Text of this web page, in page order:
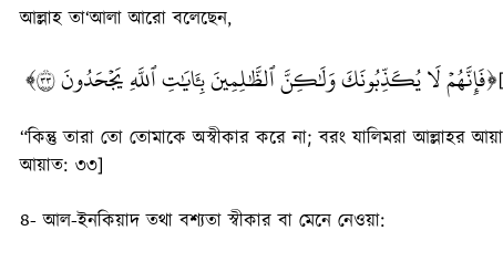
আল্লাহ তা‘আলা আরো বলেছেন,
﴿فَإِنَّهُمۡ لَا يُكَذِّبُونَكَ وَلَٰكِنَّ ٱلظَّٰلِمِينَ بِ‍َٔايَٰتِ ٱللَّهِ يَجۡحَدُونَ ٣٣﴾[
“কিন্তু তারা তো তোমাকে অস্বীকার করে না; বরং যালিমরা
আয়াত: ৩৩]
৪- আল-ইনকিয়াদ তথা বশ্যতা স্বীকার বা মেনে নেওয়া: